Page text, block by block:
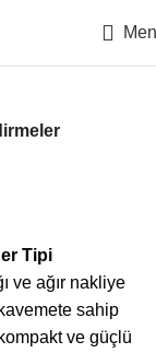
Tipi
ve ağır nakliye
sahip
ve güçlü